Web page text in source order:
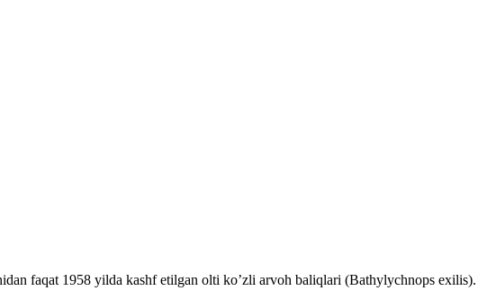
faqat 1958 yilda kashf etilgan olti ko’zli arvoh baliqlari (Bathylychnops exilis).